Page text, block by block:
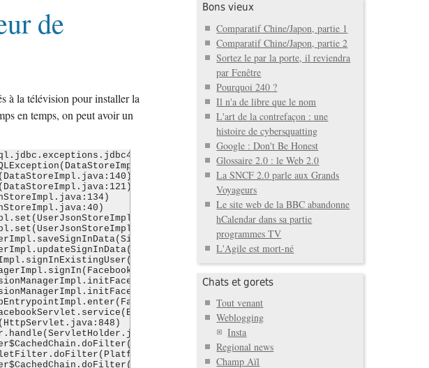
de
à la télévision pour installer la
en temps, on peut avoir un
No
Bons vieux
Comparatif Chine/Japon, partie 1
Comparatif Chine/Japon, partie 2
Sortez le par la porte, il reviendra
par Fenêtre
Pourquoi 240 ?
Il n'a de libre que le nom
L'art de la contrefaçon : une
histoire de cybersquatting
Google : Don't Be Honest
Glossaire 2.0 : le Web 2.0
La SNCF 2.0 parle aux Grands
Voyageurs
Le site web de la BBC abandonne
hCalendar dans sa partie
programmes TV
L'Agile est mort-né
Chats et gorets
Tout venant
Weblogging
Insta
Regional news
Champ Aïl